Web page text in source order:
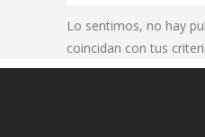
Lo sentimos, no hay
coincidan con tus